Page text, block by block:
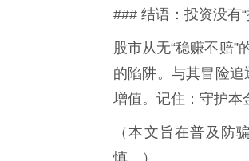
### 结语：投资没有
股市从无“稳赚不赔”
的陷阱。与其冒险
增值。记住：守护本
（本文旨在普及防
慎。）